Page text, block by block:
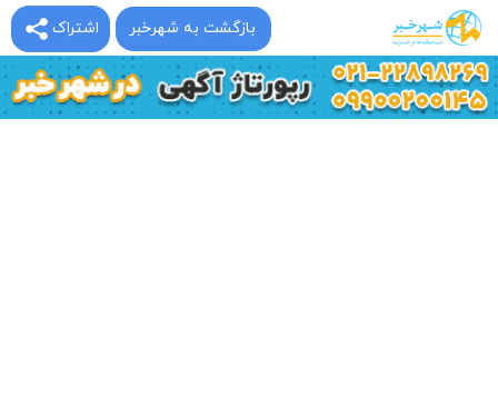
اشتراک بازگشت به شهرخبر